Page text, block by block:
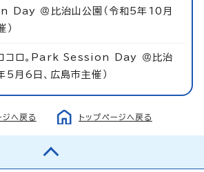
＠比治山公園（令和5年10月
）
ココロ。Park Session Day ＠比治
5月6日、広島市主催）
ジへ戻る トップページへ戻る